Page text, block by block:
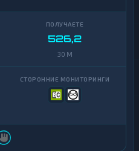
526,2
30 M